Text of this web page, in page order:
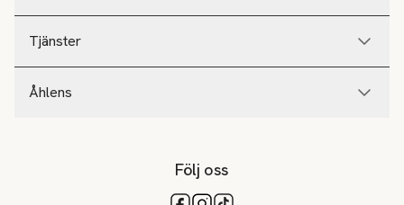
Tjänster
Åhlens
Följ oss